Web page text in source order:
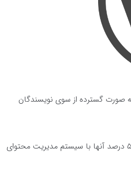
صورت گسترده از سوی نویسندگان
از ۱۰۰ وبلاگ برتری که در سایت Technorati آمده است، نزیدیک به ۵۰ درصد آنها با سیستم مدیریت محتوای